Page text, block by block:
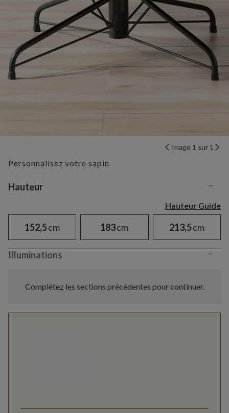
Image 1 sur 1
Personnalisez votre sapin
Variant selection
Hauteur −
Hauteur Guide
152,5cm 183cm 213,5cm
Illuminations −
Complétez les sections précédentes pour continuer.